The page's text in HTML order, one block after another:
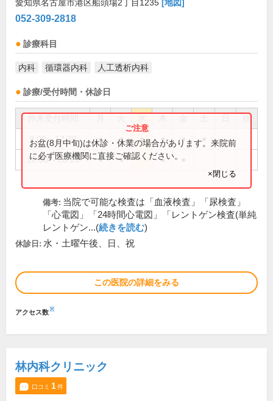
愛知県名古屋市港区船頭場2丁目1235 [地図]
052-309-2818
診療科目
内科 循環器内科 人工透析内科
診療/受付時間・休診日
祝
9:00～12:30 ● ● ● ● ●
18:00～20:15 ● ● ●
お盆(8月中旬)は休診・休業の場合があります。来院前
に必ず医療機関に直接ご確認ください。
×閉じる
備考: 当院で可能な検査は「血液検査」「尿検査」
「心電図」「24時間心電図」「レントゲン検査(単純
レントゲン...(続きを読む)
休診日: 水・土曜午後、日、祝
この医院の詳細をみる
アクセス数※
林内科クリニック
口コミ 1件